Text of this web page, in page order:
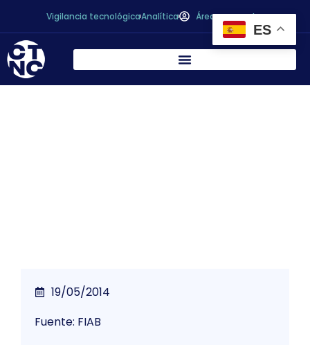
Vigilancia tecnológicaAnalítica Área personal
19/05/2014
Fuente: FIAB
ES